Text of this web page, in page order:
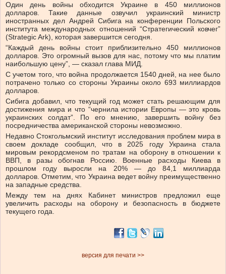
Один день войны обходится Украине в 450 миллионов
долларов. Такие данные озвучил украинский министр
иностранных дел Андрей Сибига на конференции Польского
института международных отношений “Стратегический ковчег”
(Strategic Ark), которая завершится сегодня.
“Каждый день войны стоит приблизительно 450 миллионов
долларов. Это огромный вызов для нас, потому что мы платим
наибольшую цену”, — сказал глава МИД.
С учетом того, что война продолжается 1540 дней, на нее было
потрачено только со стороны Украины около 693 миллиардов
долларов.
Сибига добавил, что текущий год может стать решающим для
достижения мира и что “чернила истории Европы — это кровь
украинских солдат”. По его мнению, завершить войну без
посредничества американской стороны невозможно.
Недавно Стокгольмский институт исследования проблем мира в
своем докладе сообщил, что в 2025 году Украина стала
мировым рекордсменом по тратам на оборону в отношении к
ВВП, в разы обогнав Россию. Военные расходы Киева в
прошлом году выросли на 20% — до 84,1 миллиарда
долларов. Отметим, что Украина ведет войну преимущественно
на западные средства.
Между тем на днях Кабинет министров предложил еще
увеличить расходы на оборону и безопасность в бюджете
текущего года.
версия для печати >>